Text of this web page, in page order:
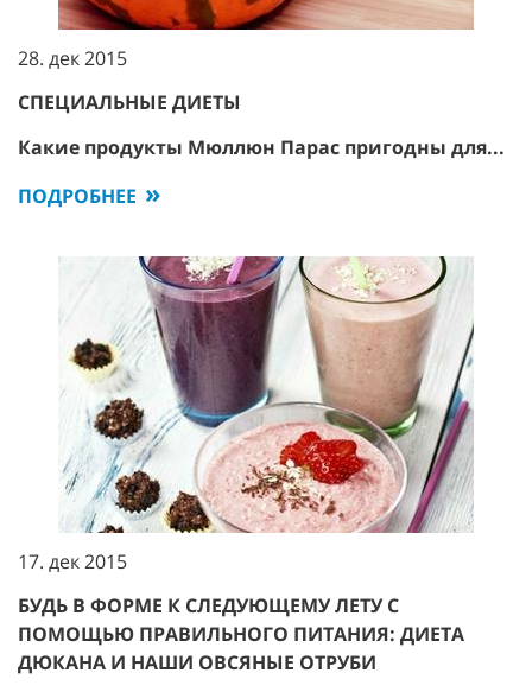
28. дек 2015
СПЕЦИАЛЬНЫЕ ДИЕТЫ
Какие продукты Мюллюн Парас пригодны для...
ПОДРОБНЕЕ
17. дек 2015
БУДЬ В ФОРМЕ К СЛЕДУЮЩЕМУ ЛЕТУ С
ПОМОЩЬЮ ПРАВИЛЬНОГО ПИТАНИЯ: ДИЕТА
ДЮКАНА И НАШИ ОВСЯНЫЕ ОТРУБИ